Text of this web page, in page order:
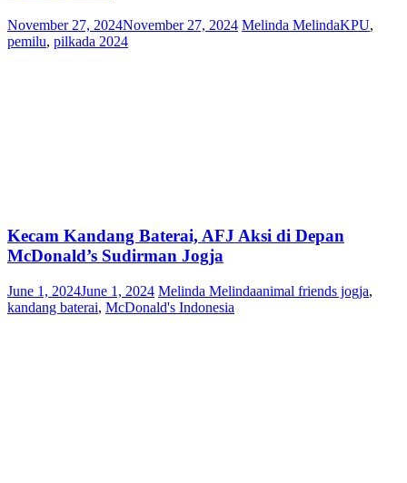
November 27, 2024November 27, 2024 Melinda MelindaKPU,
pemilu, pilkada 2024
Kecam Kandang Baterai, AFJ Aksi di Depan
McDonald’s Sudirman Jogja
June 1, 2024June 1, 2024 Melinda Melindaanimal friends jogja,
kandang baterai, McDonald's Indonesia